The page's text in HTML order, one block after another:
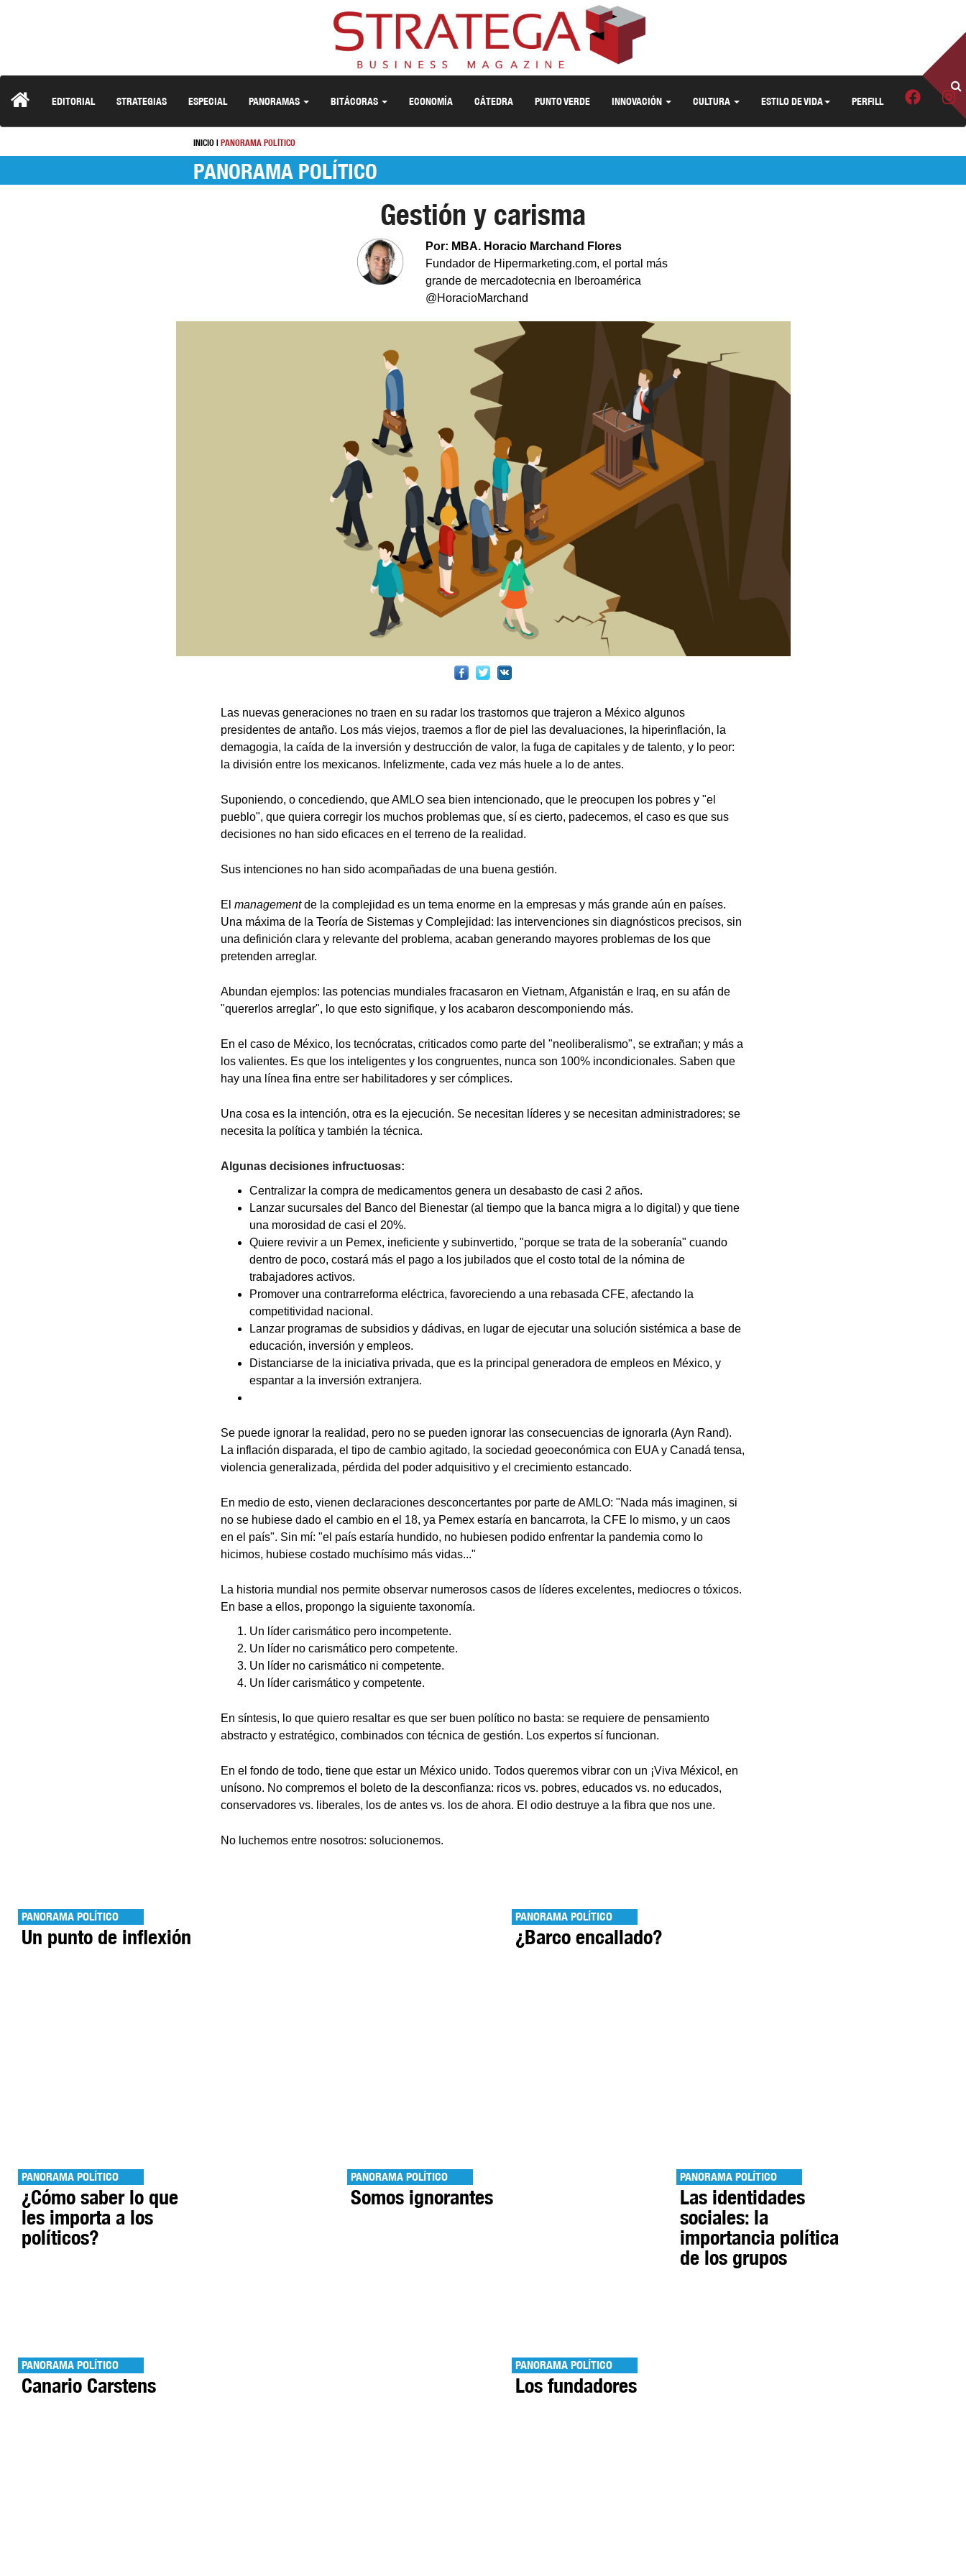
EDITORIAL STRATEGIAS ESPECIAL PANORAMAS BITÁCORAS ECONOMÍA CÁTEDRA PUNTO VERDE INNOVACIÓN CULTURA ESTILO DE VIDA PERFILL
INICIO| PANORAMA POLÍTICO
PANORAMA POLÍTICO
Gestión y carisma
Por: MBA. Horacio Marchand Flores
Fundador de Hipermarketing.com, el portal más
grande de mercadotecnia en Iberoamérica
@HoracioMarchand
Las nuevas generaciones no traen en su radar los trastornos que trajeron a México algunos
presidentes de antaño. Los más viejos, traemos a flor de piel las devaluaciones, la hiperinflación, la
demagogia, la caída de la inversión y destrucción de valor, la fuga de capitales y de talento, y lo peor:
la división entre los mexicanos. Infelizmente, cada vez más huele a lo de antes.
Suponiendo, o concediendo, que AMLO sea bien intencionado, que le preocupen los pobres y "el
pueblo", que quiera corregir los muchos problemas que, sí es cierto, padecemos, el caso es que sus
decisiones no han sido eficaces en el terreno de la realidad.
Sus intenciones no han sido acompañadas de una buena gestión.
El managementde la complejidad es un tema enorme en la empresas y más grande aún en países.
Una máxima de la Teoría de Sistemas y Complejidad: las intervenciones sin diagnósticos precisos, sin
una definición clara y relevante del problema, acaban generando mayores problemas de los que
pretenden arreglar.
Abundan ejemplos: las potencias mundiales fracasaron en Vietnam, Afganistán e Iraq, en su afán de
"quererlos arreglar", lo que esto signifique, y los acabaron descomponiendo más.
En el caso de México, los tecnócratas, criticados como parte del "neoliberalismo", se extrañan; y más a
los valientes. Es que los inteligentes y los congruentes, nunca son 100% incondicionales. Saben que
hay una línea fina entre ser habilitadores y ser cómplices.
Una cosa es la intención, otra es la ejecución. Se necesitan líderes y se necesitan administradores; se
necesita la política y también la técnica.
Algunas decisiones infructuosas:
Centralizar la compra de medicamentos genera un desabasto de casi 2 años.
Lanzar sucursales del Banco del Bienestar (al tiempo que la banca migra a lo digital) y que tiene
una morosidad de casi el 20%.
Quiere revivir a un Pemex, ineficiente y subinvertido, "porque se trata de la soberanía" cuando
dentro de poco, costará más el pago a los jubilados que el costo total de la nómina de
trabajadores activos.
Promover una contrarreforma eléctrica, favoreciendo a una rebasada CFE, afectando la
competitividad nacional.
Lanzar programas de subsidios y dádivas, en lugar de ejecutar una solución sistémica a base de
educación, inversión y empleos.
Distanciarse de la iniciativa privada, que es la principal generadora de empleos en México, y
espantar a la inversión extranjera.
Se puede ignorar la realidad, pero no se pueden ignorar las consecuencias de ignorarla (Ayn Rand).
La inflación disparada, el tipo de cambio agitado, la sociedad geoeconómica con EUA y Canadá tensa,
violencia generalizada, pérdida del poder adquisitivo y el crecimiento estancado.
En medio de esto, vienen declaraciones desconcertantes por parte de AMLO: "Nada más imaginen, si
no se hubiese dado el cambio en el 18, ya Pemex estaría en bancarrota, la CFE lo mismo, y un caos
en el país". Sin mí: "el país estaría hundido, no hubiesen podido enfrentar la pandemia como lo
hicimos, hubiese costado muchísimo más vidas..."
La historia mundial nos permite observar numerosos casos de líderes excelentes, mediocres o tóxicos.
En base a ellos, propongo la siguiente taxonomía.
Un líder carismático pero incompetente.
Un líder no carismático pero competente.
Un líder no carismático ni competente.
Un líder carismático y competente.
En síntesis, lo que quiero resaltar es que ser buen político no basta: se requiere de pensamiento
abstracto y estratégico, combinados con técnica de gestión. Los expertos sí funcionan.
En el fondo de todo, tiene que estar un México unido. Todos queremos vibrar con un ¡Viva México!, en
unísono. No compremos el boleto de la desconfianza: ricos vs. pobres, educados vs. no educados,
conservadores vs. liberales, los de antes vs. los de ahora. El odio destruye a la fibra que nos une.
No luchemos entre nosotros: solucionemos.
PANORAMA POLÍTICO
Un punto de inflexión
PANORAMA POLÍTICO
¿Barco encallado?
PANORAMA POLÍTICO
¿Cómo saber lo que
les importa a los
políticos?
PANORAMA POLÍTICO
Somos ignorantes
PANORAMA POLÍTICO
Las identidades
sociales: la
importancia política
de los grupos
PANORAMA POLÍTICO
Canario Carstens
PANORAMA POLÍTICO
Los fundadores